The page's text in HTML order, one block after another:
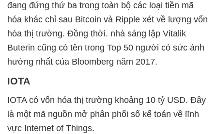
đang đứng thứ ba trong toàn bộ các loại tiền mã
hóa khác chỉ sau Bitcoin và Ripple xét về lượng vốn
hóa thị trường. Đồng thời. nhà sáng lập Vitalik
Buterin cũng có tên trong Top 50 người có sức ảnh
hưởng nhất của Bloomberg năm 2017.
IOTA
IOTA có vốn hóa thị trường khoảng 10 tỷ USD. Đây
là một mã nguồn mở phân phối sổ kế toán về lĩnh
vực Internet of Things.